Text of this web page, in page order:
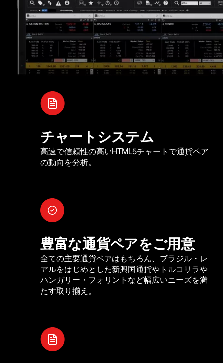
チャートシステム
高速で信頼性の高いHTML5チャートで通貨ペア
の動向を分析。
豊富な通貨ペアをご用意
全ての主要通貨ペアはもちろん、ブラジル・レ
アルをはじめとした新興国通貨やトルコリラや
ハンガリー・フォリントなど幅広いニーズを満
たす取り揃え。